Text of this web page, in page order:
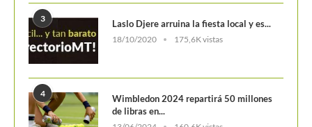
3
18/10/2020 175,6K vistas
4
de libras en...
13/06/2024